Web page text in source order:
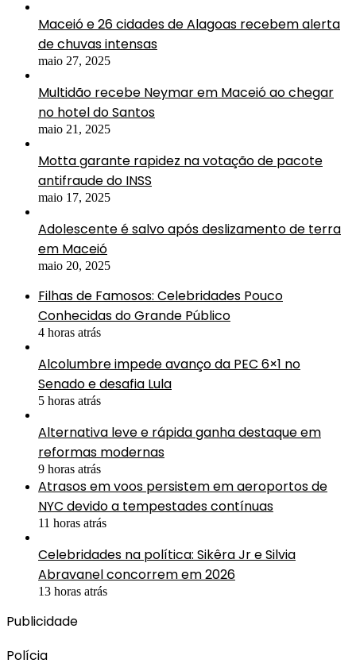
Maceió e 26 cidades de Alagoas recebem alerta
de chuvas intensas
maio 27, 2025
Multidão recebe Neymar em Maceió ao chegar
no hotel do Santos
maio 21, 2025
Motta garante rapidez na votação de pacote
antifraude do INSS
maio 17, 2025
Adolescente é salvo após deslizamento de terra
em Maceió
maio 20, 2025
Filhas de Famosos: Celebridades Pouco
Conhecidas do Grande Público
4 horas atrás
Alcolumbre impede avanço da PEC 6×1 no
Senado e desafia Lula
5 horas atrás
Alternativa leve e rápida ganha destaque em
reformas modernas
9 horas atrás
Atrasos em voos persistem em aeroportos de
NYC devido a tempestades contínuas
11 horas atrás
Celebridades na política: Sikêra Jr e Silvia
Abravanel concorrem em 2026
13 horas atrás
Publicidade
Polícia